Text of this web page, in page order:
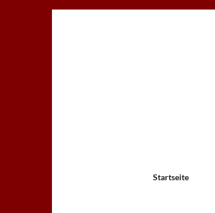
Startseite